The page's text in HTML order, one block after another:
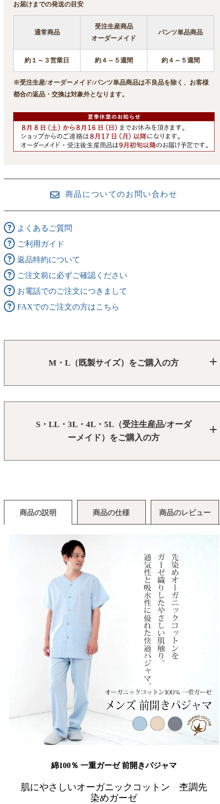
お届けまでの発送の目安
通常商品
受注生産商品
オーダーメイド
パンツ単品商品
約１～３営業日 約４～５週間 約４～５週間
※受注生産/オーダーメイド/パンツ単品商品は不良品を除く、お客様
都合の返品・交換は対象外となります。
商品についてのお問い合わせ
よくあるご質問
ご利用ガイド
返品特約について
ご注文前に必ずご確認ください
お電話でのご注文につきまして
FAXでのご注文の方はこちら
M・L（既製サイズ）をご購入の方
S・LL・3L・4L・5L（受注生産品/オーダ
ーメイド）をご購入の方
商品の説明 商品の仕様 商品のレビュー
綿100％ 一重ガーゼ 前開きパジャマ
肌にやさしいオーガニックコットン 杢調先
染めガーゼ